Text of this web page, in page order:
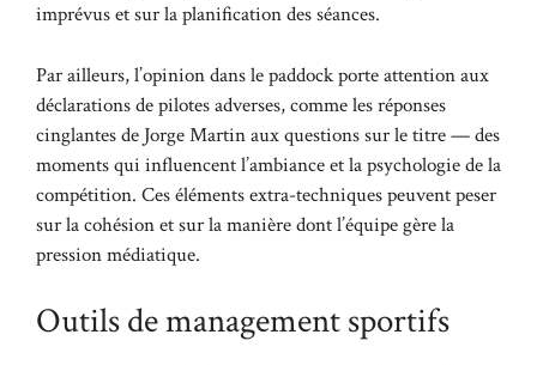
imprévus et sur la planification des séances.
Par ailleurs, l’opinion dans le paddock porte attention aux
déclarations de pilotes adverses, comme les réponses
cinglantes de Jorge Martin aux questions sur le titre — des
moments qui influencent l’ambiance et la psychologie de la
compétition. Ces éléments extra-techniques peuvent peser
sur la cohésion et sur la manière dont l’équipe gère la
pression médiatique.
Outils de management sportifs